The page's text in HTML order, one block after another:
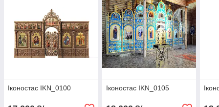
Іконостас IKN_0100 Іконостас IKN_0105